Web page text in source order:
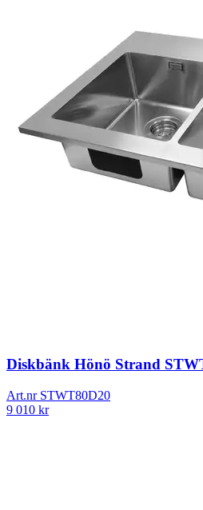
Diskbänk Hönö Strand
Art.nr STWT80D20
9 010 kr